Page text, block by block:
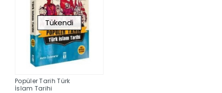
Tükendi
Popüler Tarih Türk
İslam Tarihi